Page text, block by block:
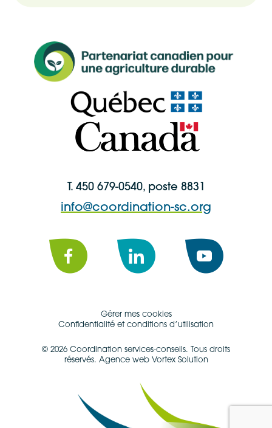
T. 450 679-0540, poste 8831
info@coordination-sc.org
Facebook LinkedIn YouTube
© 2026 Coordination services-conseils.
Tous droits
réservés. Agence web Vortex Solution
Confidentialité et conditions d’utilisation
Gérer mes cookies